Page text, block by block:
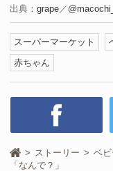
出典： grape ／
スーパーマーケット
赤ちゃん
ストーリー
ベ
「なんで？」